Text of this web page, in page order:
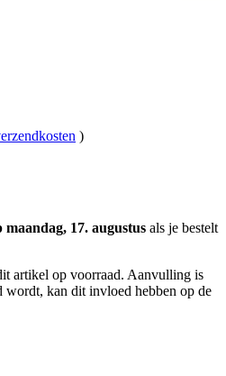
)
17. augustus als je bestelt
artikel op voorraad. Aanvulling is
wordt, kan dit invloed hebben op de